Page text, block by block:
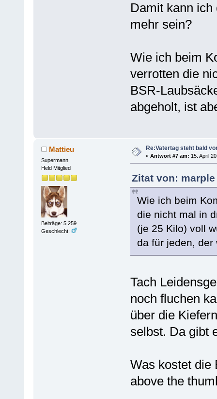
Damit kann
mehr sein?
Wie ich beim
verrotten die
BSR-
abgeholt, ist
Mattieu
Supermann
Held Mitglied
Beiträge: 5.259
Geschlecht:
Re:Vatertag steht bald
« Antwort #7 am: 15. April
Zitat von: marple
Wie ich beim
die nicht mal in
(je 25 Kilo) voll
da für jeden, der
Tach
noch fluchen
über die
selbst. Da gibt
Was kostet die
above the